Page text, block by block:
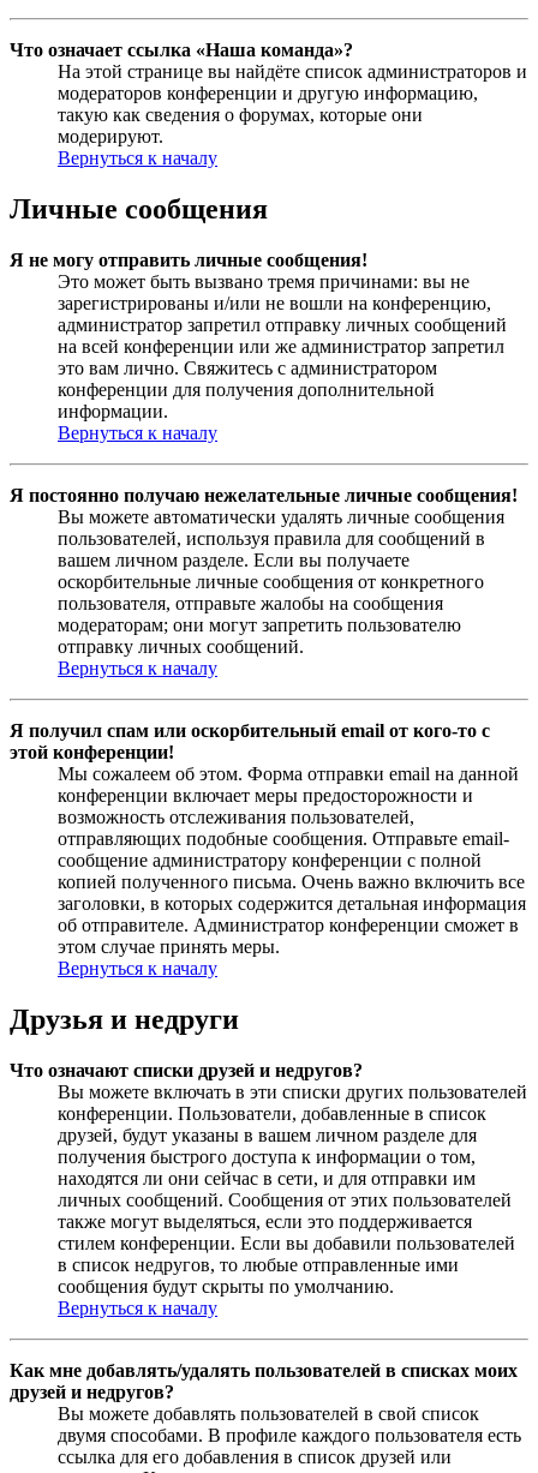
Что означает ссылка «Наша команда»?
На этой странице вы найдёте список администраторов и
модераторов конференции и другую информацию,
такую как сведения о форумах, которые они
модерируют.
Вернуться к началу
Личные сообщения
Я не могу отправить личные сообщения!
Это может быть вызвано тремя причинами: вы не
зарегистрированы и/или не вошли на конференцию,
администратор запретил отправку личных сообщений
на всей конференции или же администратор запретил
это вам лично. Свяжитесь с администратором
конференции для получения дополнительной
информации.
Вернуться к началу
Я постоянно получаю нежелательные личные сообщения!
Вы можете автоматически удалять личные сообщения
пользователей, используя правила для сообщений в
вашем личном разделе. Если вы получаете
оскорбительные личные сообщения от конкретного
пользователя, отправьте жалобы на сообщения
модераторам; они могут запретить пользователю
отправку личных сообщений.
Вернуться к началу
Я получил спам или оскорбительный email от кого-то с
этой конференции!
Мы сожалеем об этом. Форма отправки email на данной
конференции включает меры предосторожности и
возможность отслеживания пользователей,
отправляющих подобные сообщения. Отправьте email-
сообщение администратору конференции с полной
копией полученного письма. Очень важно включить все
заголовки, в которых содержится детальная информация
об отправителе. Администратор конференции сможет в
этом случае принять меры.
Вернуться к началу
Друзья и недруги
Что означают списки друзей и недругов?
Вы можете включать в эти списки других пользователей
конференции. Пользователи, добавленные в список
друзей, будут указаны в вашем личном разделе для
получения быстрого доступа к информации о том,
находятся ли они сейчас в сети, и для отправки им
личных сообщений. Сообщения от этих пользователей
также могут выделяться, если это поддерживается
стилем конференции. Если вы добавили пользователей
в список недругов, то любые отправленные ими
сообщения будут скрыты по умолчанию.
Вернуться к началу
Как мне добавлять/удалять пользователей в списках моих
друзей и недругов?
Вы можете добавлять пользователей в свой список
двумя способами. В профиле каждого пользователя есть
ссылка для его добавления в список друзей или